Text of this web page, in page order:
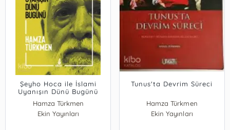
Şeyho Hoca ile İslami
Uyanışın Dünü Bugünü
Hamza Türkmen
Ekin Yayınları
Tunus'ta Devrim Süreci
Hamza Türkmen
Ekin Yayınları